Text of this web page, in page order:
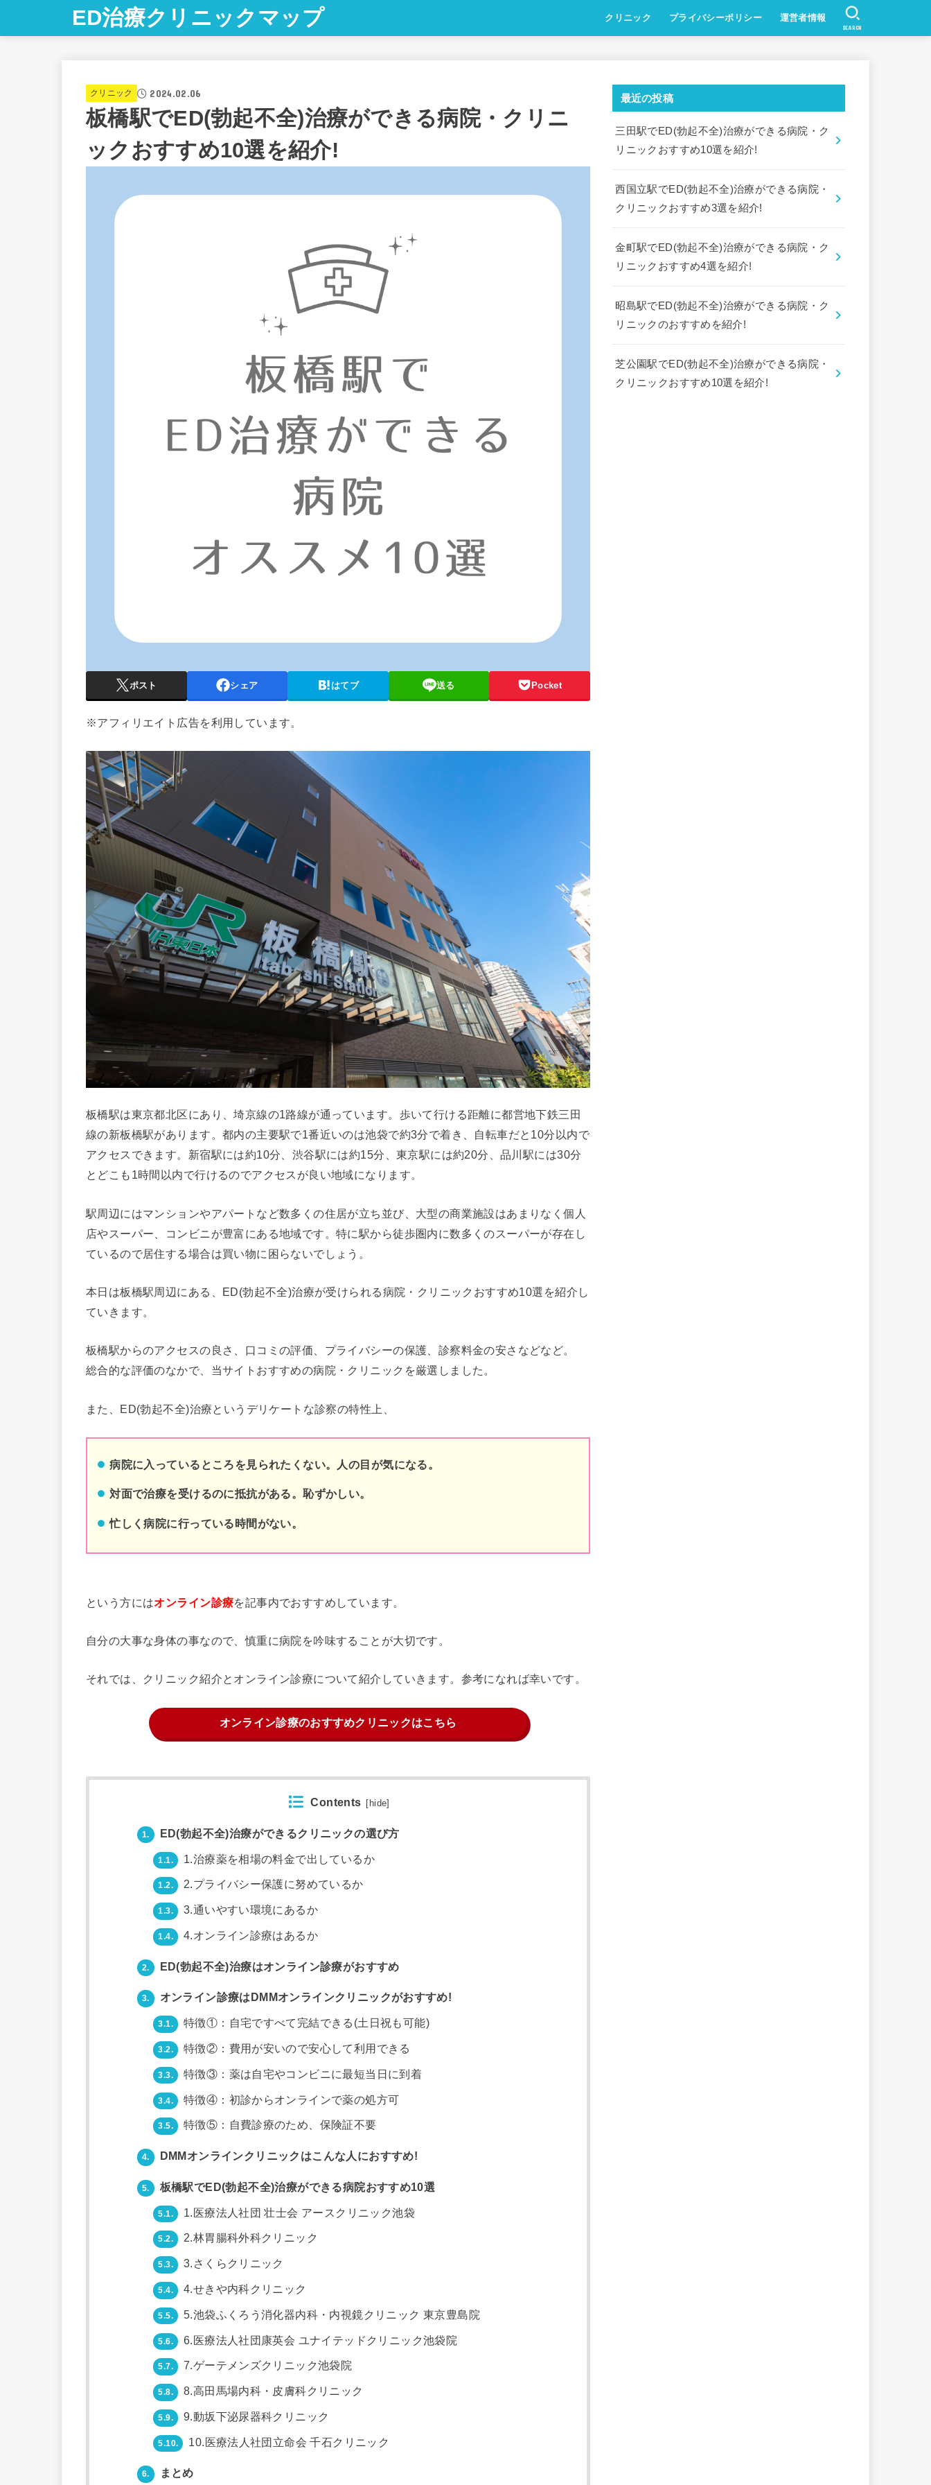
ED治療クリニックマップ クリニック プライバシーポリシー 運営者情報
SEARCH
クリニック 2024.02.06
板橋駅でED(勃起不全)治療ができる病院・クリニ
ックおすすめ10選を紹介!
ポスト シェア はてブ 送る Pocket
※アフィリエイト広告を利用しています。
板橋駅は東京都北区にあり、埼京線の1路線が通っています。歩いて行ける距離に都営地下鉄三田
線の新板橋駅があります。都内の主要駅で1番近いのは池袋で約3分で着き、自転車だと10分以内で
アクセスできます。新宿駅には約10分、渋谷駅には約15分、東京駅には約20分、品川駅には30分
とどこも1時間以内で行けるのでアクセスが良い地域になります。
駅周辺にはマンションやアパートなど数多くの住居が立ち並び、大型の商業施設はあまりなく個人
店やスーパー、コンビニが豊富にある地域です。特に駅から徒歩圏内に数多くのスーパーが存在し
ているので居住する場合は買い物に困らないでしょう。
本日は板橋駅周辺にある、ED(勃起不全)治療が受けられる病院・クリニックおすすめ10選を紹介し
ていきます。
板橋駅からのアクセスの良さ、口コミの評価、プライバシーの保護、診察料金の安さなどなど。
総合的な評価のなかで、当サイトおすすめの病院・クリニックを厳選しました。
また、ED(勃起不全)治療というデリケートな診察の特性上、
病院に入っているところを見られたくない。人の目が気になる。
対面で治療を受けるのに抵抗がある。恥ずかしい。
忙しく病院に行っている時間がない。
という方にはオンライン診療を記事内でおすすめしています。
自分の大事な身体の事なので、慎重に病院を吟味することが大切です。
それでは、クリニック紹介とオンライン診療について紹介していきます。参考になれば幸いです。
オンライン診療のおすすめクリニックはこちら
Contents hide
1. ED(勃起不全)治療ができるクリニックの選び方
1.1. 1.治療薬を相場の料金で出しているか
1.2. 2.プライバシー保護に努めているか
1.3. 3.通いやすい環境にあるか
1.4. 4.オンライン診療はあるか
2. ED(勃起不全)治療はオンライン診療がおすすめ
3. オンライン診療はDMMオンラインクリニックがおすすめ!
3.1. 特徴①：自宅ですべて完結できる(土日祝も可能)
3.2. 特徴②：費用が安いので安心して利用できる
3.3. 特徴③：薬は自宅やコンビニに最短当日に到着
3.4. 特徴④：初診からオンラインで薬の処方可
3.5. 特徴⑤：自費診療のため、保険証不要
4. DMMオンラインクリニックはこんな人におすすめ!
5. 板橋駅でED(勃起不全)治療ができる病院おすすめ10選
5.1. 1.医療法人社団 壮士会 アースクリニック池袋
5.2. 2.林胃腸科外科クリニック
5.3. 3.さくらクリニック
5.4. 4.せきや内科クリニック
5.5. 5.池袋ふくろう消化器内科・内視鏡クリニック 東京豊島院
5.6. 6.医療法人社団康英会 ユナイテッドクリニック池袋院
5.7. 7.ゲーテメンズクリニック池袋院
5.8. 8.高田馬場内科・皮膚科クリニック
5.9. 9.動坂下泌尿器科クリニック
5.10. 10.医療法人社団立命会 千石クリニック
6. まとめ
最近の投稿
三田駅でED(勃起不全)治療ができる病院・ク
リニックおすすめ10選を紹介!
西国立駅でED(勃起不全)治療ができる病院・
クリニックおすすめ3選を紹介!
金町駅でED(勃起不全)治療ができる病院・ク
リニックおすすめ4選を紹介!
昭島駅でED(勃起不全)治療ができる病院・ク
リニックのおすすめを紹介!
芝公園駅でED(勃起不全)治療ができる病院・
クリニックおすすめ10選を紹介!